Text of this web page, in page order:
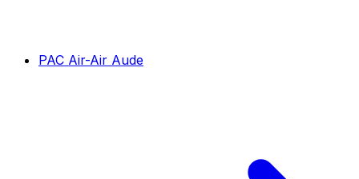
PAC Air-Air Aude